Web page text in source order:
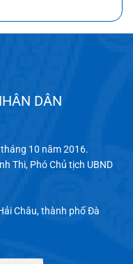
DÂN
10 năm 2016.
Thi, Phó Chủ tịch UBND
Châu, thành phố Đà